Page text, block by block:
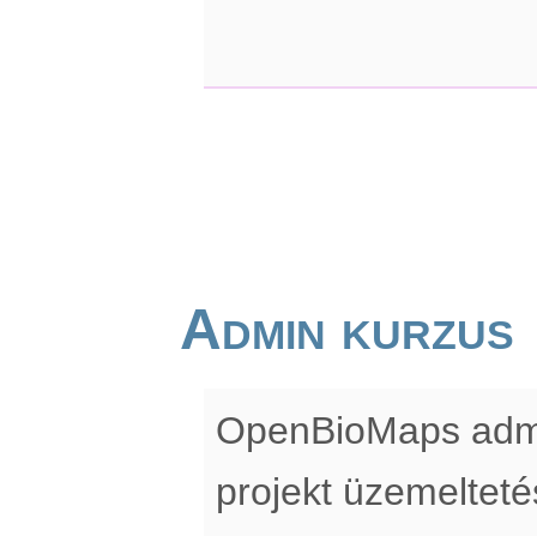
Admin kurzus
OpenBioMaps
projekt